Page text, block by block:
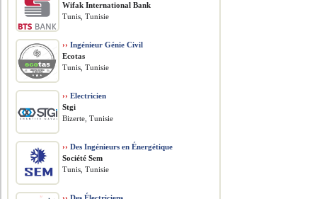
Wifak International Bank
Tunis, Tunisie
›› Ingénieur Génie Civil
Ecotas
Tunis, Tunisie
›› Electricien
Stgi
Bizerte, Tunisie
›› Des Ingénieurs en Énergétique
Société Sem
Tunis, Tunisie